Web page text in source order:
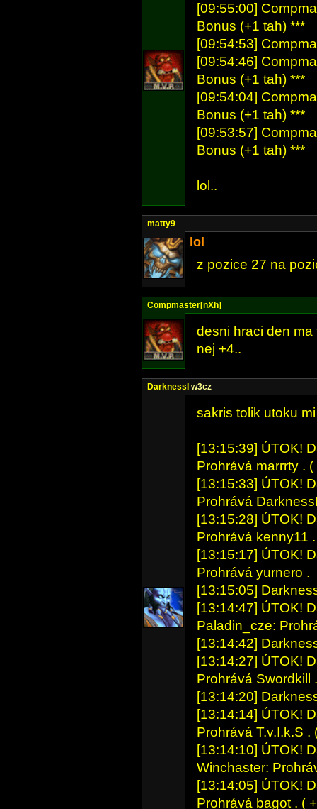
[09:55:00]
Bonus (+1 tah) ***
[09:54:53]
[09:54:46]
Bonus (+1 tah) ***
[09:54:04]
Bonus (+1 tah) ***
[09:53:57]
Bonus (+1 tah) ***
lol..
matty9
lol
z pozice 27 na
Compmaster[nXh]
desni hraci den
nej +4..
DarknessI w3cz
sakris tolik utoku
[13:15:39] ÚTOK!
Prohrává marrrty .
[13:15:33] ÚTOK!
Prohrává
[13:15:28] ÚTOK!
Prohrává kenny11 .
[13:15:17] ÚTOK!
Prohrává yurnero .
[13:15:05]
[13:14:47] ÚTOK!
Paladin_cze:
[13:14:42]
[13:14:27] ÚTOK!
Prohrává Swordkill .
[13:14:20]
[13:14:14] ÚTOK!
Prohrává T.v.I.k.S .
[13:14:10] ÚTOK!
Winchaster:
[13:14:05] ÚTOK!
Prohrává bagot . (